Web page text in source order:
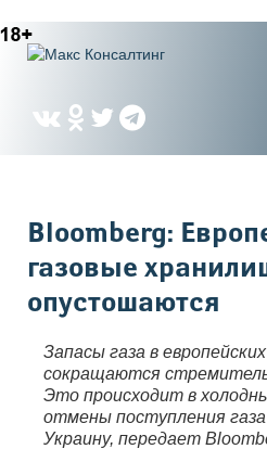
Вы здесь
Bloomberg:
газовые
опустошаются
Запасы газа в
сокращаются
Это происходит в
отмены поступления газа
Украину, передает